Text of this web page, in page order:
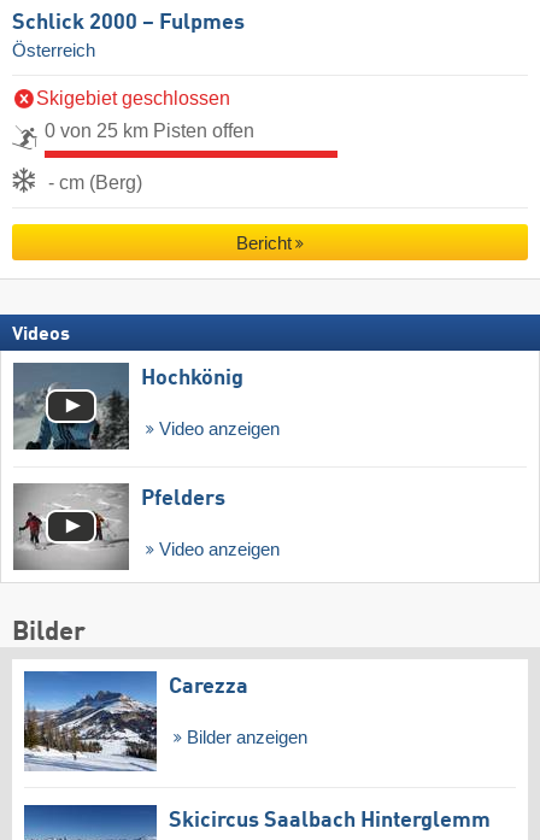
Schlick 2000 – Fulpmes
Österreich
Skigebiet geschlossen
0 von 25 km Pisten offen
- cm (Berg)
Bericht
Videos
Hochkönig
Video anzeigen
Pfelders
Video anzeigen
Bilder
Carezza
Bilder anzeigen
Skicircus Saalbach Hinterglemm